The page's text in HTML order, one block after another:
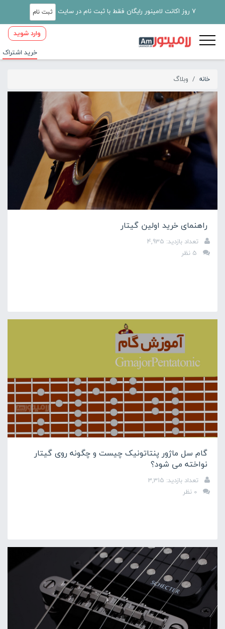
7 روز اکانت لامینور رایگان فقط با ثبت نام در سایت ثبت نام
وارد شوید
خرید اشتراک
خانه وبلاگ
راهنمای خرید اولین گیتار
تعداد بازدید: 4,935
گام سل ماژور پنتاتونیک چیست و چگونه روی گیتار
نواخته می شود؟
تعداد بازدید: 3,315